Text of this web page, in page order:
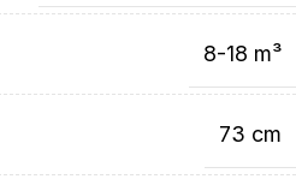
8-18 m³
73 cm